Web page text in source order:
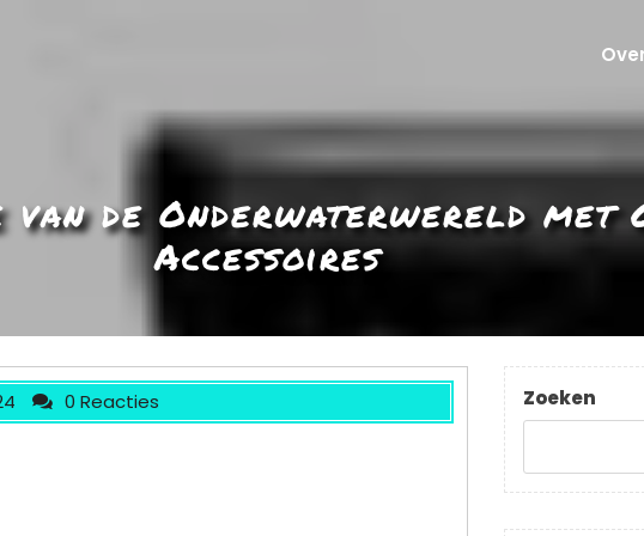
van de Onderwaterwereld met
Accessoires
0 Reacties
Zoeken